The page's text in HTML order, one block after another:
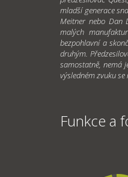
mladší generace
Meitner nebo Dan
malých
bezpohlavní a
druhým.
samostatně, nemá
výsledném zvuku se
Funkce a